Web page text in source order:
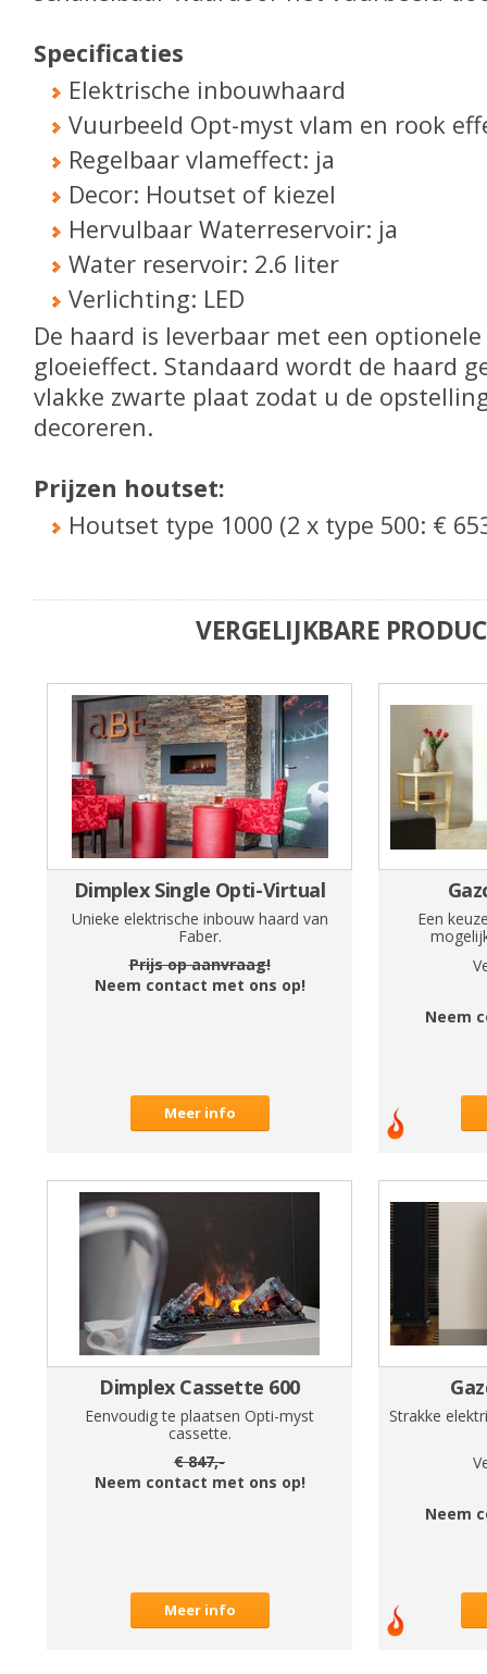
Specificaties
Elektrische inbouwhaard
Vuurbeeld Opt-myst vlam en rook
Regelbaar vlameffect: ja
Decor: Houtset of kiezel
Hervulbaar Waterreservoir: ja
Water reservoir: 2.6 liter
Verlichting: LED
De haard is leverbaar met een
gloeieffect. Standaard wordt de haard
vlakke zwarte plaat zodat u de
decoreren.
Prijzen houtset:
Houtset type 1000 (2 x type 500: €
VERGELIJKBARE
Dimplex Single Opti-Virtual
Unieke elektrische inbouw haard van
Faber.
Prijs op aanvraag!
Neem contact met ons op!
Meer info
Een
Neem
Dimplex Cassette 600
Eenvoudig te plaatsen Opti-myst
cassette.
€847,-
Neem contact met ons op!
Meer info
Strakke
Neem